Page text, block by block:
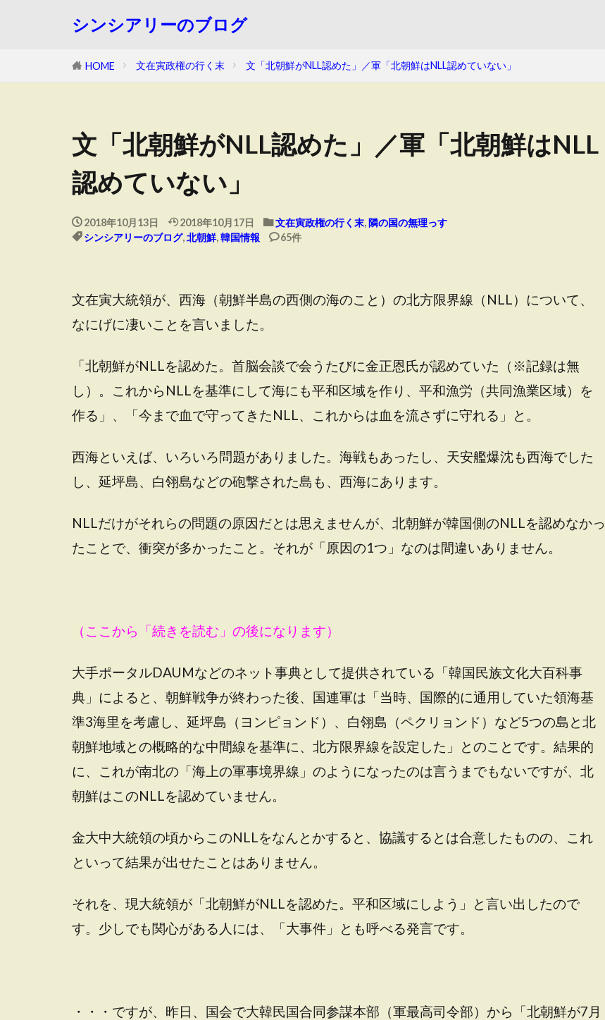
シンシアリーのブログ
HOME 文在寅政権の行く末 文「北朝鮮がNLL認めた」／軍「北朝鮮はNLL認めていない」
文「北朝鮮がNLL認めた」／軍「北朝鮮はNLL
認めていない」
2018年10月13日 2018年10月17日 文在寅政権の行く末,隣の国の無理っす
シンシアリーのブログ,北朝鮮,韓国情報 65件
文在寅大統領が、西海（朝鮮半島の西側の海のこと）の北方限界線（NLL）について、
なにげに凄いことを言いました。
「北朝鮮がNLLを認めた。首脳会談で会うたびに金正恩氏が認めていた（※記録は無
し）。これからNLLを基準にして海にも平和区域を作り、平和漁労（共同漁業区域）を
作る」、「今まで血で守ってきたNLL、これからは血を流さずに守れる」と。
西海といえば、いろいろ問題がありました。海戦もあったし、天安艦爆沈も西海でした
し、延坪島、白翎島などの砲撃された島も、西海にあります。
NLLだけがそれらの問題の原因だとは思えませんが、北朝鮮が韓国側のNLLを認めなかっ
たことで、衝突が多かったこと。それが「原因の1つ」なのは間違いありません。
（ここから「続きを読む」の後になります）
大手ポータルDAUMなどのネット事典として提供されている「韓国民族文化大百科事
典」によると、朝鮮戦争が終わった後、国連軍は「当時、国際的に通用していた領海基
準3海里を考慮し、延坪島（ヨンピョンド）、白翎島（ペクリョンド）など5つの島と北
朝鮮地域との概略的な中間線を基準に、北方限界線を設定した」とのことです。結果的
に、これが南北の「海上の軍事境界線」のようになったのは言うまでもないですが、北
朝鮮はこのNLLを認めていません。
金大中大統領の頃からこのNLLをなんとかすると、協議するとは合意したものの、これ
といって結果が出せたことはありません。
それを、現大統領が「北朝鮮がNLLを認めた。平和区域にしよう」と言い出したので
す。少しでも関心がある人には、「大事件」とも呼べる発言です。
・・・ですが、昨日、国会で大韓民国合同参謀本部（軍最高司令部）から「北朝鮮が7月